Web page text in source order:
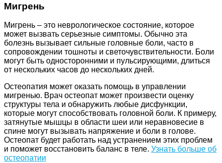
Мигрень
Мигрень – это неврологическое состояние, которое
может вызвать серьезные симптомы. Обычно эта
болезнь вызывает сильные головные боли, часто в
сопровождении тошноты и светочувствительности. Боли
могут быть односторонними и пульсирующими, длиться
от нескольких часов до нескольких дней.
Остеопатия может оказать помощь в управлении
мигренью. Врач остеопат может произвести оценку
структуры тела и обнаружить любые дисфункции,
которые могут способствовать головной боли. К примеру,
затянутые мышцы в области шеи или неравновесие в
спине могут вызывать напряжение и боли в голове.
Остеопат будет работать над устранением этих проблем
и поможет восстановить баланс в теле. Узнать больше об
остеопатии